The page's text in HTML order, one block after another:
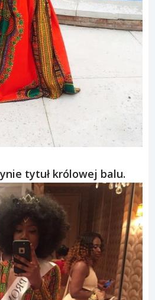
tytuł królowej balu.